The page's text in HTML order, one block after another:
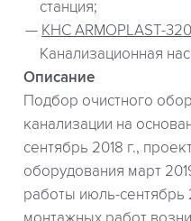
станция;
КНС ARMOPLAST-
Канализационная
Описание
Подбор очистного
канализации на
сентябрь 2018 г.,
оборудования март
работы июль-сентябрь